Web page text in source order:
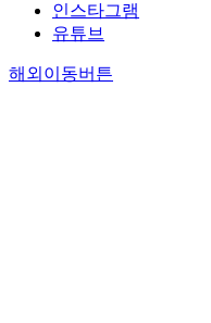
인스타그램
유튜브
해외이동버튼